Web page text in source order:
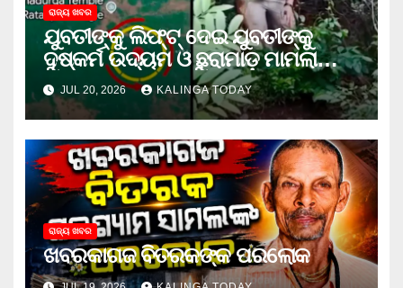
ରାଜ୍ୟ ଖବର
ଯୁବତୀଙ୍କୁ ଲିଫ୍‌ଟ୍‌ ଦେଇ ଯୁବତୀଙ୍କୁ
ଦୁଷ୍କର୍ମ ଉଦ୍ୟମ ଓ ଛୁରାମାଡ଼ ମାମଲାରେ
ଜେଲ ଗଲା ଅଭିଯୁକ୍ତ
JUL 20, 2026 KALINGA TODAY
ରାଜ୍ୟ ଖବର
ଖବରକାଗଜ ବିତରକଙ୍କ ପରଲୋକ